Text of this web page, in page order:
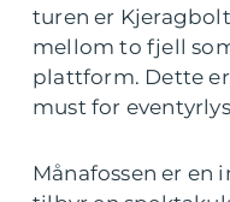
turen er
mellom to fjell
plattform. Dette
must for
Månafossen er en